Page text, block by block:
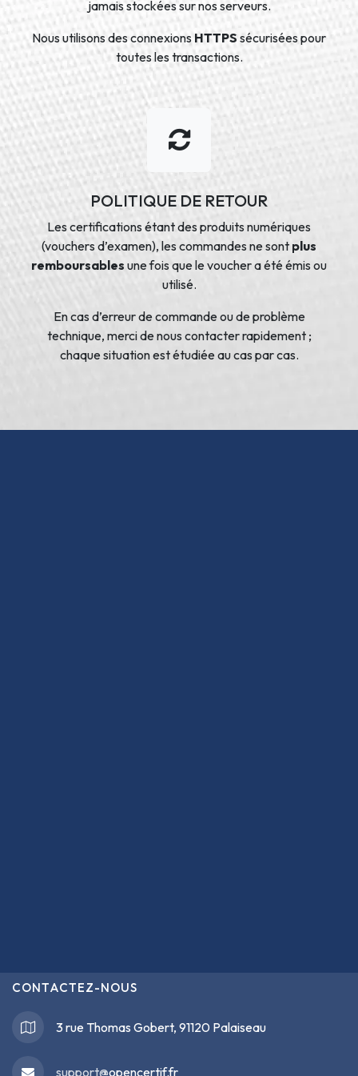
jamais stockées sur nos serveurs.
Nous utilisons des connexions HTTPS sécurisées pour
toutes les transactions.
POLITIQUE DE RETOUR
Les certifications étant des produits numériques
(vouchers d’examen), les commandes ne sont plus
remboursables une fois que le voucher a été émis ou
utilisé.
En cas d’erreur de commande ou de problème
technique, merci de nous contacter rapidement ;
chaque situation est étudiée au cas par cas.
CONTACTEZ-NOUS
3 rue Thomas Gobert, 91120 Palaiseau
support@opencertif.fr